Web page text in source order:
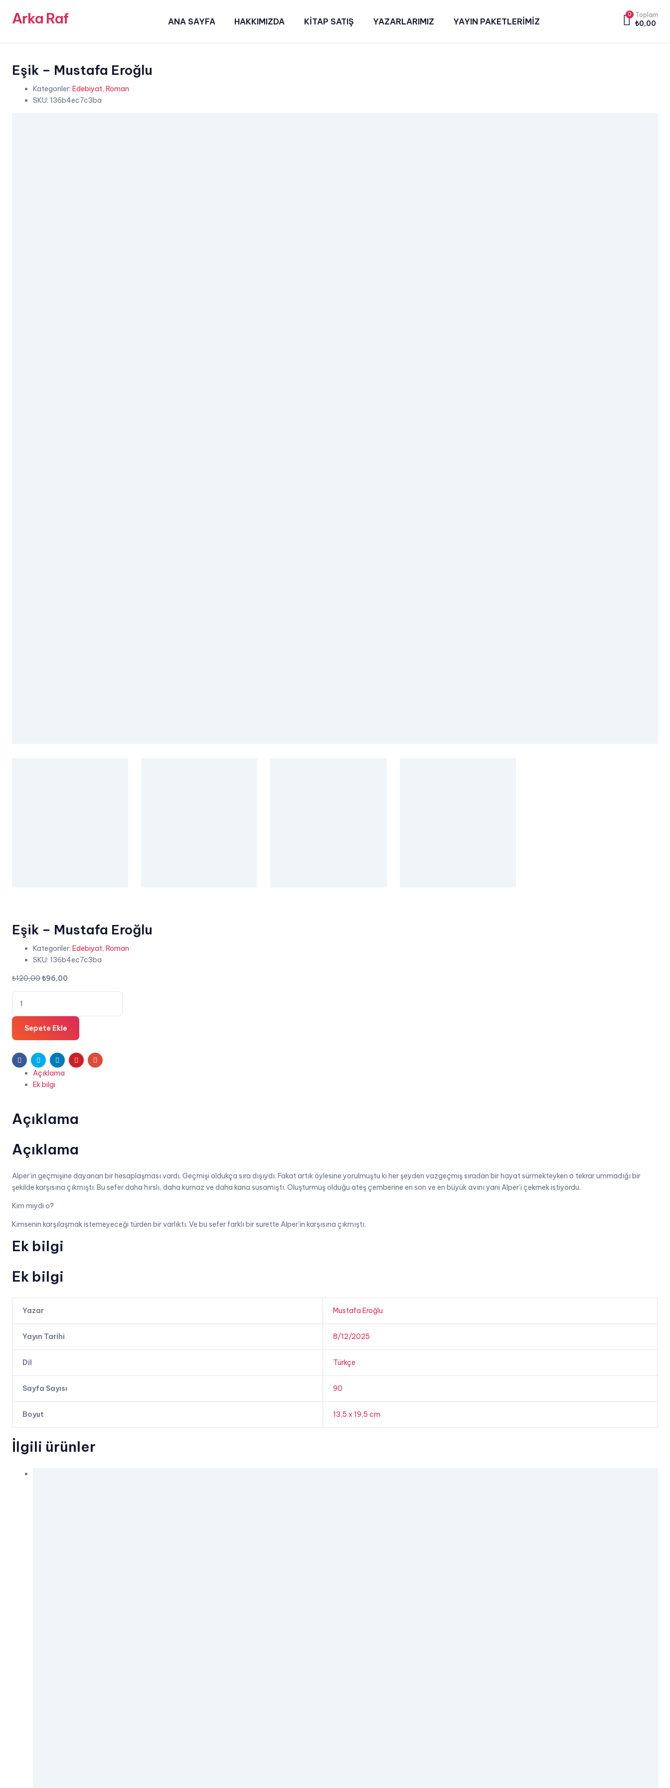
Arka Raf ANA SAYFA HAKKIMIZDA KİTAP SATIŞ YAZARLARIMIZ YAYIN PAKETLERİMİZ
0 Toplam
₺0,00
Eşik – Mustafa Eroğlu
Kategoriler: Edebiyat, Roman
SKU: 136b4ec7c3ba
Eşik – Mustafa Eroğlu
Kategoriler: Edebiyat, Roman
SKU: 136b4ec7c3ba
₺120,00Orijinal
fiyat:
₺96,00
andaki
Eşik
Mustafa
Eroğlu
adet
Sepete Ekle
FacebookTwitter LinkedinPinterestE-
Açıklama
Ek bilgi
Açıklama
Açıklama
Alper’in geçmişine dayanan bir hesaplaşması vardı. Geçmişi oldukça sıra dışıydı. Fakat artık öylesine yorulmuştu ki her şeyden vazgeçmiş sıradan bir hayat sürmekteyken o tekrar ummadığı bir
şekilde karşısına çıkmıştı. Bu sefer daha hırslı, daha kurnaz ve daha kana susamıştı. Oluşturmuş olduğu ateş çemberine en son ve en büyük avını yani Alper’i çekmek istiyordu.
Kim miydi o?
Kimsenin karşılaşmak istemeyeceği türden bir varlıktı. Ve bu sefer farklı bir surette Alper’in karşısına çıkmıştı.
Ek bilgi
Ek bilgi
Yazar Mustafa Eroğlu
Yayın Tarihi 8/12/2025
Dil Türkçe
Sayfa Sayısı 90
Boyut 13,5 x 19,5 cm
İlgili ürünler